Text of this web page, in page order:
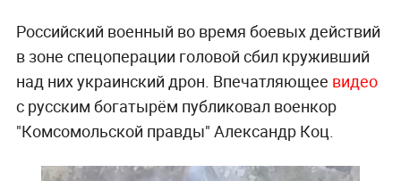
Российский военный во время боевых действий
в зоне спецоперации головой сбил круживший
над них украинский дрон. Впечатляющее видео
с русским богатырём публиковал военкор
"Комсомольской правды" Александр Коц.